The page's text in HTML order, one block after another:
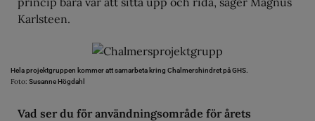
Karlsteen.
Hela projektgruppen kommer att samarbeta kring Chalmershindret på GHS.
Foto: Susanne Högdahl
Vad ser du för användningsområde för årets